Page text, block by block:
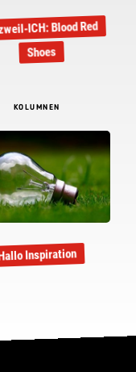
ICH: Blood Red
Shoes
KOLUMNEN
Inspiration